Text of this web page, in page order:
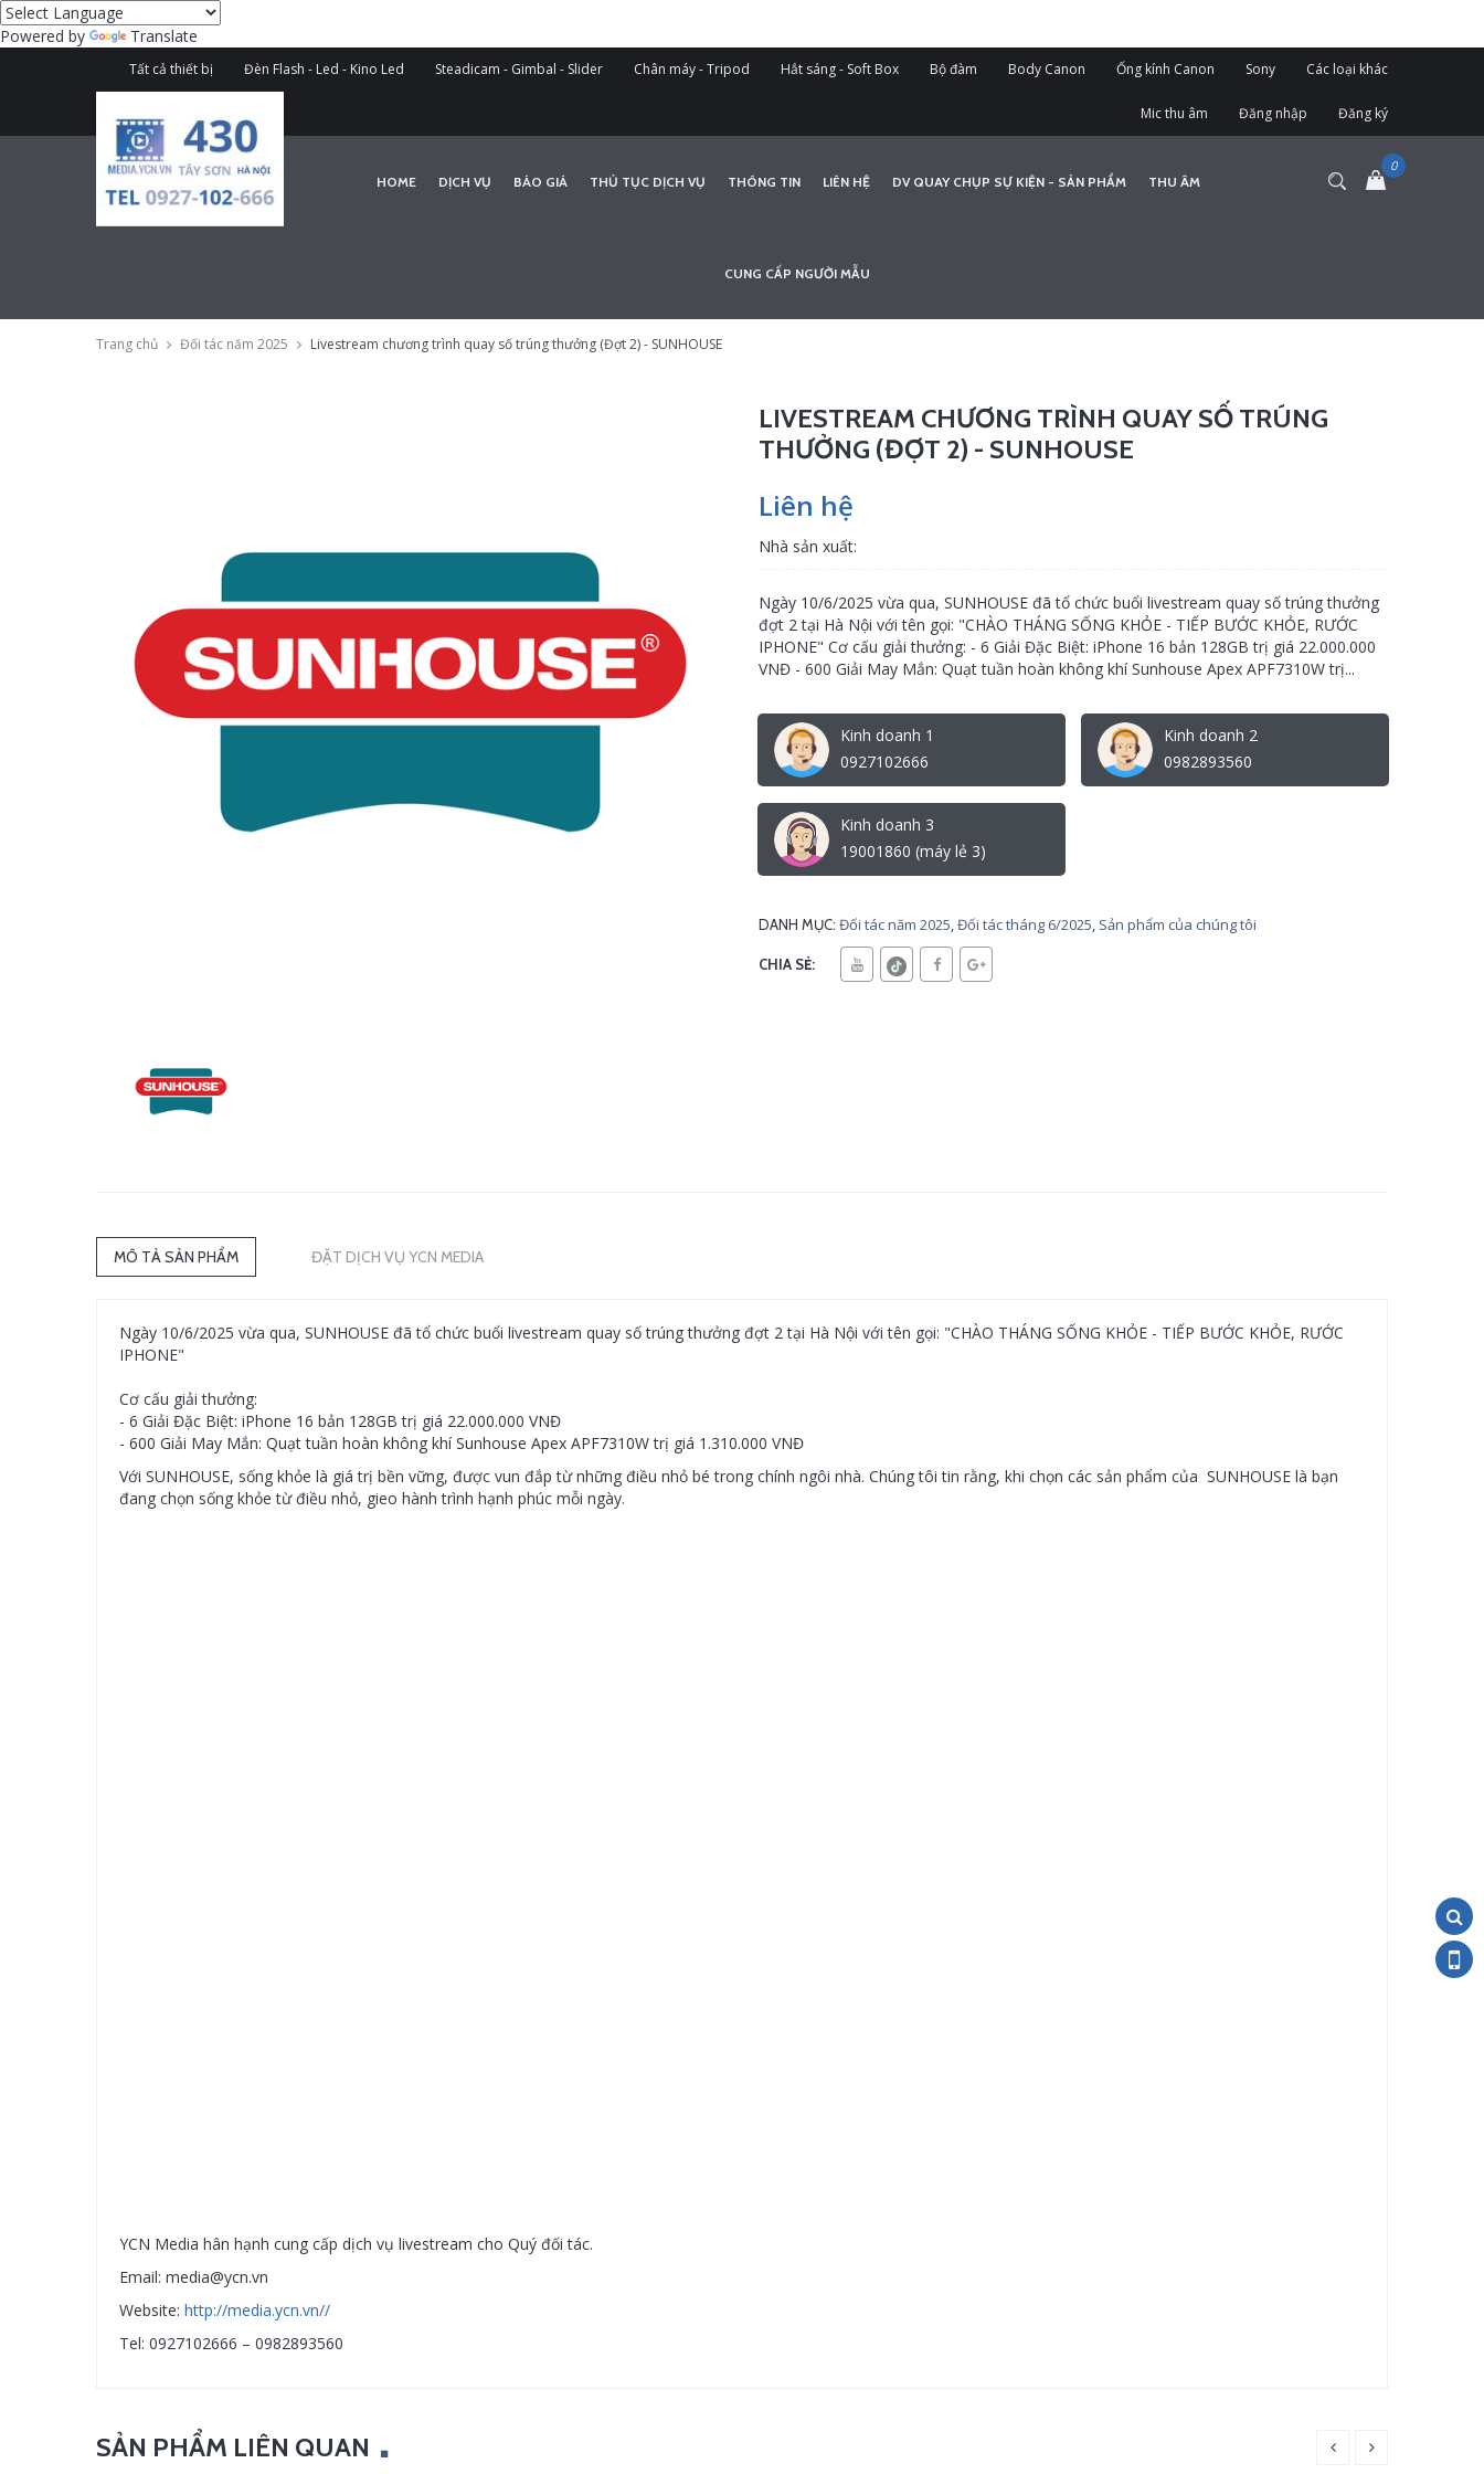
Powered by Translate
Tất cả thiết bị Đèn Flash - Led - Kino Led Steadicam - Gimbal - Slider Chân máy - Tripod Hắt sáng - Soft Box Bộ đàm Body Canon Ống kính Canon Sony Các loại khác
Mic thu âm Đăng nhập Đăng ký
HOME DỊCH VỤ BÁO GIÁ THỦ TỤC DỊCH VỤ THÔNG TIN LIÊN HỆ DV QUAY CHỤP SỰ KIỆN - SẢN PHẨM THU ÂM
CUNG CẤP NGƯỜI MẪU
Trang chủ Đối tác năm 2025 Livestream chương trình quay số trúng thưởng (Đợt 2) - SUNHOUSE
LIVESTREAM CHƯƠNG TRÌNH QUAY SỐ TRÚNG
THƯỞNG (ĐỢT 2) - SUNHOUSE
Liên hệ
Nhà sản xuất:
Ngày 10/6/2025 vừa qua, SUNHOUSE đã tổ chức buổi livestream quay số trúng thưởng
đợt 2 tại Hà Nội với tên gọi: "CHÀO THÁNG SỐNG KHỎE - TIẾP BƯỚC KHỎE, RƯỚC
IPHONE" Cơ cấu giải thưởng: - 6 Giải Đặc Biệt: iPhone 16 bản 128GB trị giá 22.000.000
VNĐ - 600 Giải May Mắn: Quạt tuần hoàn không khí Sunhouse Apex APF7310W trị...
Kinh doanh 1
0927102666
Kinh doanh 2
0982893560
Kinh doanh 3
19001860 (máy lẻ 3)
DANH MỤC: Đối tác năm 2025,Đối tác tháng 6/2025, Sản phẩm của chúng tôi
CHIA SẺ:
MÔ TẢ SẢN PHẨM ĐẶT DỊCH VỤ YCN MEDIA
Ngày 10/6/2025 vừa qua, SUNHOUSE đã tổ chức buổi livestream quay số trúng thưởng đợt 2 tại Hà Nội với tên gọi: "CHÀO THÁNG SỐNG KHỎE - TIẾP BƯỚC KHỎE, RƯỚC
IPHONE"
Cơ cấu giải thưởng:
- 6 Giải Đặc Biệt: iPhone 16 bản 128GB trị giá 22.000.000 VNĐ
- 600 Giải May Mắn: Quạt tuần hoàn không khí Sunhouse Apex APF7310W trị giá 1.310.000 VNĐ
Với SUNHOUSE, sống khỏe là giá trị bền vững, được vun đắp từ những điều nhỏ bé trong chính ngôi nhà. Chúng tôi tin rằng, khi chọn các sản phẩm của SUNHOUSE là bạn
đang chọn sống khỏe từ điều nhỏ, gieo hành trình hạnh phúc mỗi ngày.
YCN Media hân hạnh cung cấp dịch vụ livestream cho Quý đối tác.
Email: media@ycn.vn
Website: http://media.ycn.vn//
Tel: 0927102666 – 0982893560
SẢN PHẨM LIÊN QUAN